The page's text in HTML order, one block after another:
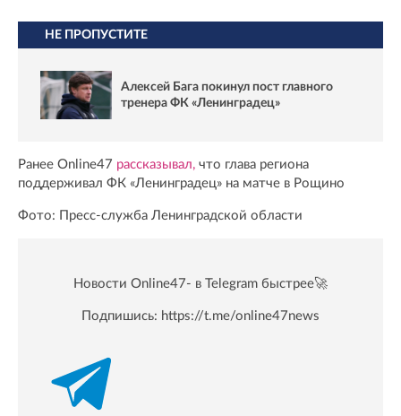
НЕ ПРОПУСТИТЕ
Алексей Бага покинул пост главного
тренера ФК «Ленинградец»
Ранее Online47 рассказывал, что глава региона
поддерживал ФК «Ленинградец» на матче в Рощино
Фото: Пресс-служба Ленинградской области
Новости Online47- в Telegram быстрее🚀
Подпишись: https://t.me/online47news